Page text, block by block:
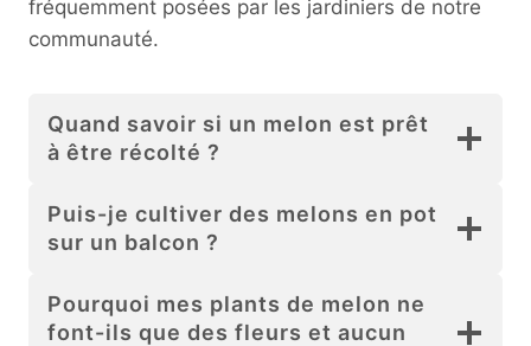
fréquemment posées par les jardiniers de notre
communauté.
Quand savoir si un melon est prêt
à être récolté ?
Puis-je cultiver des melons en pot
sur un balcon ?
Pourquoi mes plants de melon ne
font-ils que des fleurs et aucun